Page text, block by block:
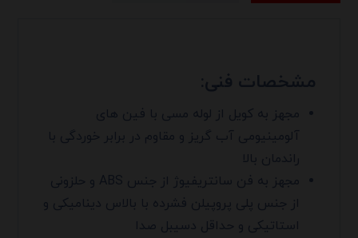
مشخصات فنی:
مجهز به کویل از لوله مسی با فین های
آلومینیومی آب گریز و مقاوم در برابر خوردگی با
راندمان بالا
مجهز به فن سانتریفیوژ از جنس ABS و حلزونی
از جنس پلی پروپیلن فشرده با بالاس دینامیکی و
استاتیکی و حداقل دسیبل صدا